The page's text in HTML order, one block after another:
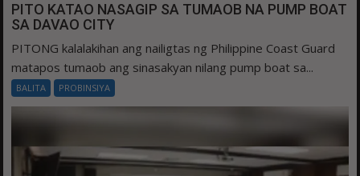
PITO KATAO NASAGIP SA TUMAOB NA PUMP BOAT
SA DAVAO CITY
PITONG kalalakihan ang nailigtas ng Philippine Coast Guard
matapos tumaob ang sinasakyan nilang pump boat sa...
BALITA PROBINSIYA